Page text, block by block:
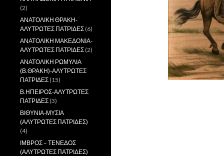
(2)
ΑΝΑΤΟΛΙΚΗ ΘΡΑΚΗ-
ΑΛΥΤΡΩΤΕΣ ΠΑΤΡΙΔΕΣ (6)
ΑΝΑΤΟΛΙΚΗ ΜΑΚΕΔΟΝΙΑ-
ΑΛΥΤΡΩΤΕΣ ΠΑΤΡΙΔΕΣ (2)
ΑΝΑΤΟΛΙΚΗ ΡΩΜΥΛΙΑ
(Β.ΘΡΑΚΗ)-ΑΛΥΤΡΩΤΕΣ
ΠΑΤΡΙΔΕΣ (15)
Β.ΗΠΕΙΡΟΣ-ΑΛΥΤΡΩΤΕΣ
ΠΑΤΡΙΔΕΣ (3)
ΒΙΘΥΝΙΑ-ΜΥΣΙΑ
(ΑΛΥΤΡΩΤΕΣ ΠΑΤΡΙΔΕΣ)
(4)
ΙΜΒΡΟΣ – ΤΕΝΕΔΟΣ
(ΑΛΥΤΡΩΤΕΣ ΠΑΤΡΙΔΕΣ)